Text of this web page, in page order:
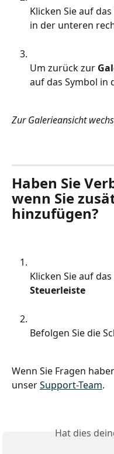
Klicken Sie auf das
in der unteren
Um zurück zur
auf das Symbol in
Zur Galerieansicht
Haben Sie
wenn Sie
hinzufügen?
Klicken Sie auf das
Steuerleiste
Befolgen Sie die
Wenn Sie Fragen
unser Support-Team.
Hat dies